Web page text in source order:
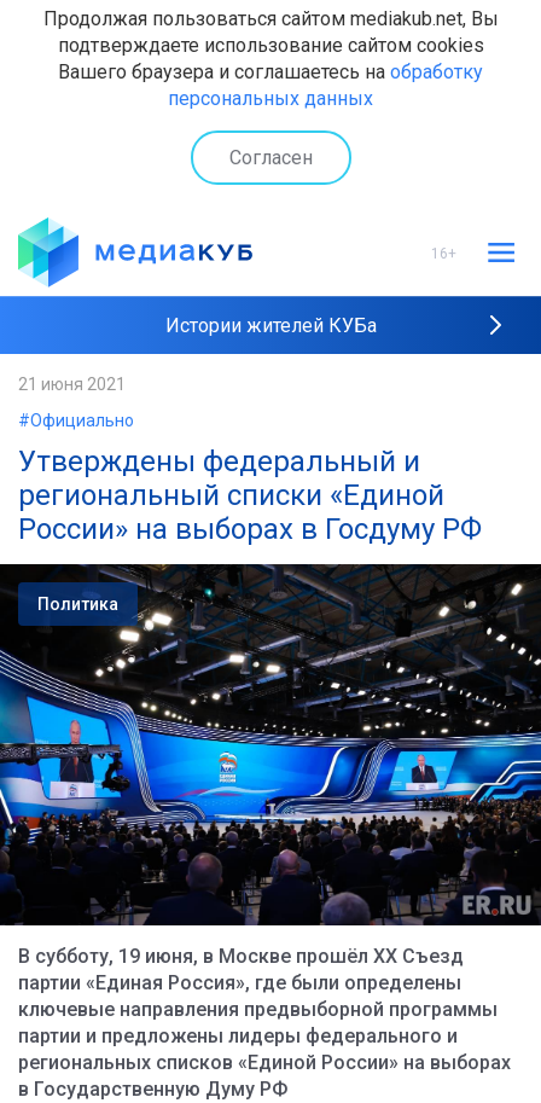
Продолжая пользоваться сайтом mediakub.net, Вы
подтверждаете использование сайтом cookies
Вашего браузера и соглашаетесь на обработку
персональных данных
Согласен
16+
Истории жителей КУБа
Наши интервью
21 июня 2021
#Официально
Утверждены федеральный и
региональный списки «Единой
России» на выборах в Госдуму РФ
Политика
В субботу, 19 июня, в Москве прошёл XX Съезд
партии «Единая Россия», где были определены
ключевые направления предвыборной программы
партии и предложены лидеры федерального и
региональных списков «Единой России» на выборах
в Государственную Думу РФ